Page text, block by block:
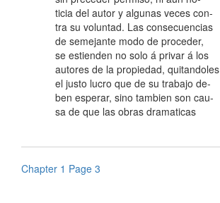
ticia del autor y algunas veces con-
tra su voluntad. Las consecuencias
de semejante modo de proceder,
se estienden no solo á privar á los
autores de la propiedad, quitandoles
el justo lucro que de su trabajo de-
ben esperar, sino tambien son cau-
sa de que las obras dramaticas
Chapter 1 Page 3